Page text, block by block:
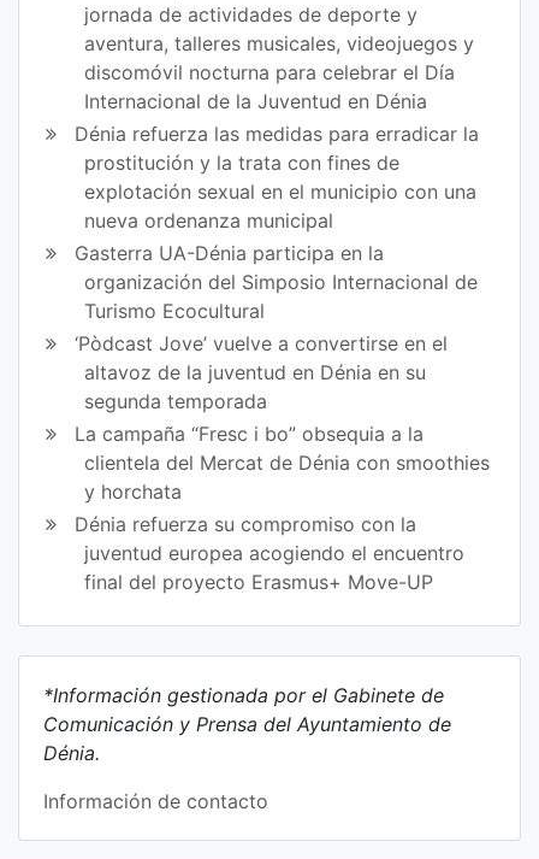
jornada de actividades de deporte y
aventura, talleres musicales, videojuegos y
discomóvil nocturna para celebrar el Día
Internacional de la Juventud en Dénia
Dénia refuerza las medidas para erradicar la
prostitución y la trata con fines de
explotación sexual en el municipio con una
nueva ordenanza municipal
Gasterra UA-Dénia participa en la
organización del Simposio Internacional de
Turismo Ecocultural
‘Pòdcast Jove’ vuelve a convertirse en el
altavoz de la juventud en Dénia en su
segunda temporada
La campaña “Fresc i bo” obsequia a la
clientela del Mercat de Dénia con smoothies
y horchata
Dénia refuerza su compromiso con la
juventud europea acogiendo el encuentro
final del proyecto Erasmus+ Move-UP
*Información gestionada por el Gabinete de
Comunicación y Prensa del Ayuntamiento de
Dénia.
Información de contacto